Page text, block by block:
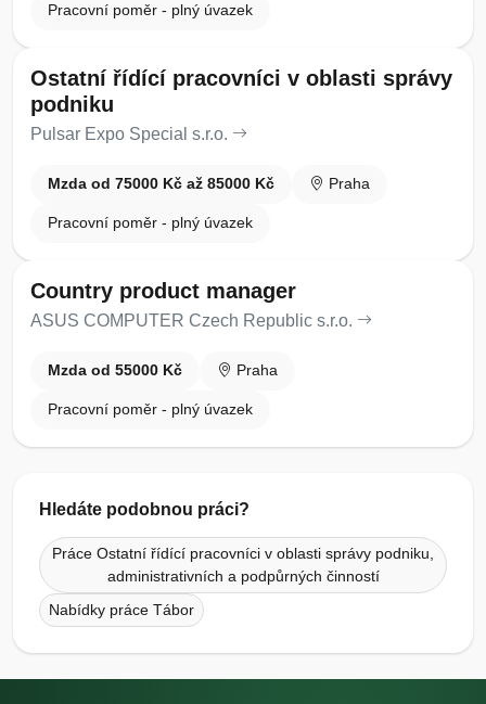
Pracovní poměr - plný úvazek
Ostatní řídící pracovníci v oblasti správy
podniku
Pulsar Expo Special s.r.o.
Mzda od 75000 Kč až 85000 Kč Praha
Pracovní poměr - plný úvazek
Country product manager
ASUS COMPUTER Czech Republic s.r.o.
Mzda od 55000 Kč Praha
Pracovní poměr - plný úvazek
Hledáte podobnou práci?
Práce Ostatní řídící pracovníci v oblasti správy podniku,
administrativních a podpůrných činností
Nabídky práce Tábor